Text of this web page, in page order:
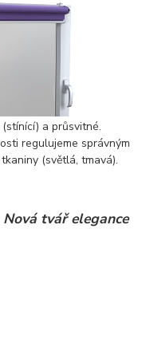
a průsvitné.
regulujeme správným
(světlá, tmavá).
Nová tvář elegance